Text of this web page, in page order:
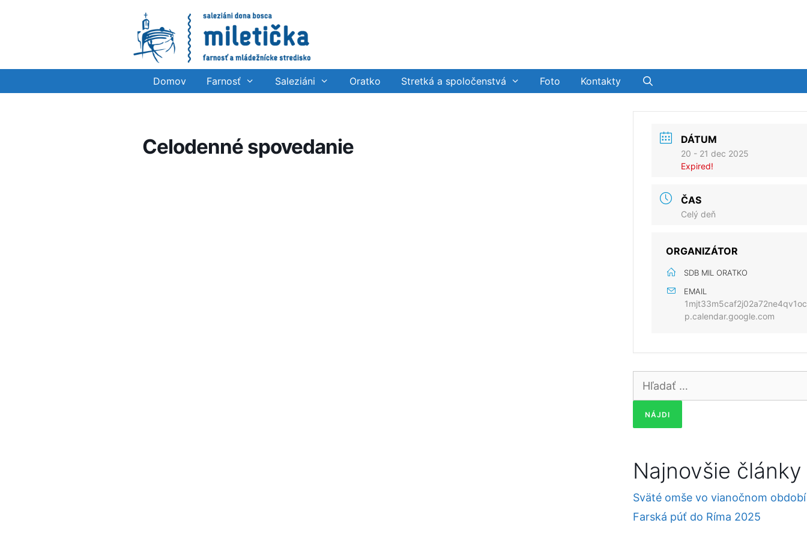
Domov Farnosť Saleziáni Oratko Stretká a spoločenstvá Foto Kontakty
Celodenné spovedanie DÁTUM
20 - 21 dec 2025
Expired!
ČAS
Celý deň
ORGANIZÁTOR
SDB MIL ORATKO
EMAIL
p.calendar.google.com
Hľadať:
Najnovšie články
Sväté omše vo vianočnom období
Farská púť do Ríma 2025